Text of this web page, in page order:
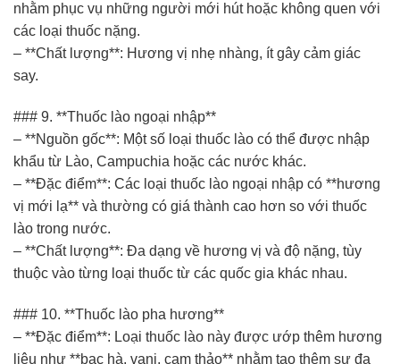
nhằm phục vụ những người mới hút hoặc không quen với
các loại thuốc nặng.
– **Chất lượng**: Hương vị nhẹ nhàng, ít gây cảm giác
say.
### 9. **Thuốc lào ngoại nhập**
– **Nguồn gốc**: Một số loại thuốc lào có thể được nhập
khẩu từ Lào, Campuchia hoặc các nước khác.
– **Đặc điểm**: Các loại thuốc lào ngoại nhập có **hương
vị mới lạ** và thường có giá thành cao hơn so với thuốc
lào trong nước.
– **Chất lượng**: Đa dạng về hương vị và độ nặng, tùy
thuộc vào từng loại thuốc từ các quốc gia khác nhau.
### 10. **Thuốc lào pha hương**
– **Đặc điểm**: Loại thuốc lào này được ướp thêm hương
liệu như **bạc hà, vani, cam thảo** nhằm tạo thêm sự đa